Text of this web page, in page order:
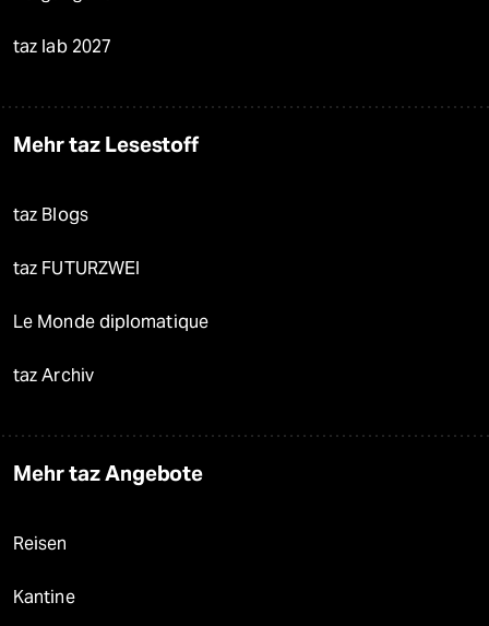
taz lab 2027
Mehr taz Lesestoff
taz Blogs
taz FUTURZWEI
Le Monde diplomatique
taz Archiv
Mehr taz Angebote
Reisen
Kantine